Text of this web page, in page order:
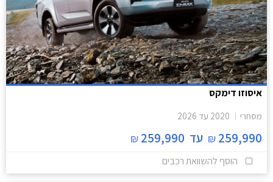
איסוזו דימקס
מסחרי 2020 עד 2026
259,990
₪ עד 259,990
₪
הוסף להשוואת רכבים